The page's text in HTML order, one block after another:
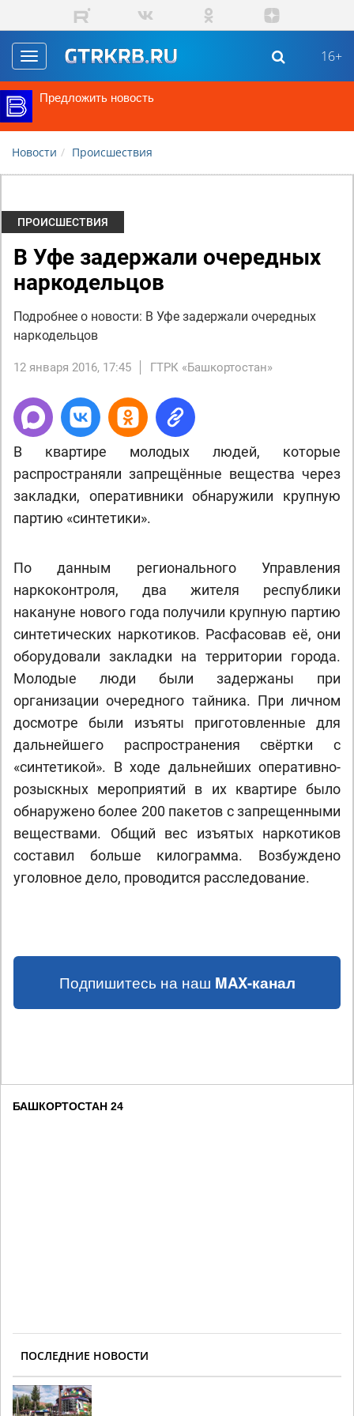
Перейти к основному содержанию
Toggle
navigation
16+
Предложить новость
Новости Происшествия
ПРОИСШЕСТВИЯ
В Уфе задержали очередных
наркодельцов
Подробнее о новости: В Уфе задержали очередных
наркодельцов
12 января 2016, 17:45 ГТРК «Башкортостан»
В квартире молодых людей, которые
распространяли запрещённые вещества через
закладки, оперативники обнаружили крупную
партию «синтетики».
По данным регионального Управления
наркоконтроля, два жителя республики
накануне нового года получили крупную партию
синтетических наркотиков. Расфасовав её, они
оборудовали закладки на территории города.
Молодые люди были задержаны при
организации очередного тайника. При личном
досмотре были изъяты приготовленные для
дальнейшего распространения свёртки с
«синтетикой». В ходе дальнейших оперативно-
розыскных мероприятий в их квартире было
обнаружено более 200 пакетов с запрещенными
веществами. Общий вес изъятых наркотиков
составил больше килограмма. Возбуждено
уголовное дело, проводится расследование.
Подпишитесь на наш MAX-канал
БАШКОРТОСТАН 24
ПОСЛЕДНИЕ НОВОСТИ